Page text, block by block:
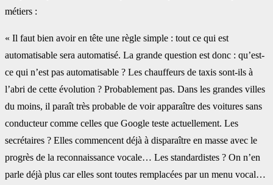
métiers :
« Il faut bien avoir en tête une règle ‎simple : tout ce qui est
automatisable sera automatisé. La grande question est donc : qu’est-‎
ce qui n’est pas automatisable ? Les chauffeurs de taxis sont-ils à
l’abri de cette évolution ? ‎Probablement pas. Dans les grandes villes
du moins, il paraît très probable de voir ‎apparaître des voitures sans
conducteur comme celles que Google teste actuellement. Les
‎secrétaires ? Elles commencent déjà à disparaître en masse avec le
progrès de la ‎reconnaissance vocale… Les standardistes ? On n’en
parle déjà plus car elles sont toutes ‎remplacées par un menu vocal…